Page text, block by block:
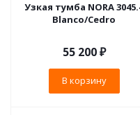
Узкая тумба NORA
Blanco/Cedro
55 200₽
В корзину